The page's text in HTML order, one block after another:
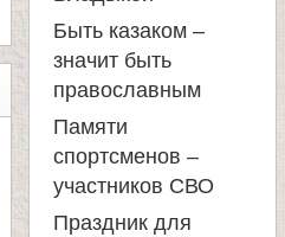
Быть казаком –
значит быть
православным
Памяти
спортсменов –
участников СВО
Праздник для